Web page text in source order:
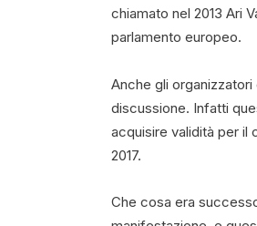
chiamato nel 2013 Ari
parlamento europeo.
Anche gli
discussione. Infatti
acquisire validità per il
2017.
Che cosa era